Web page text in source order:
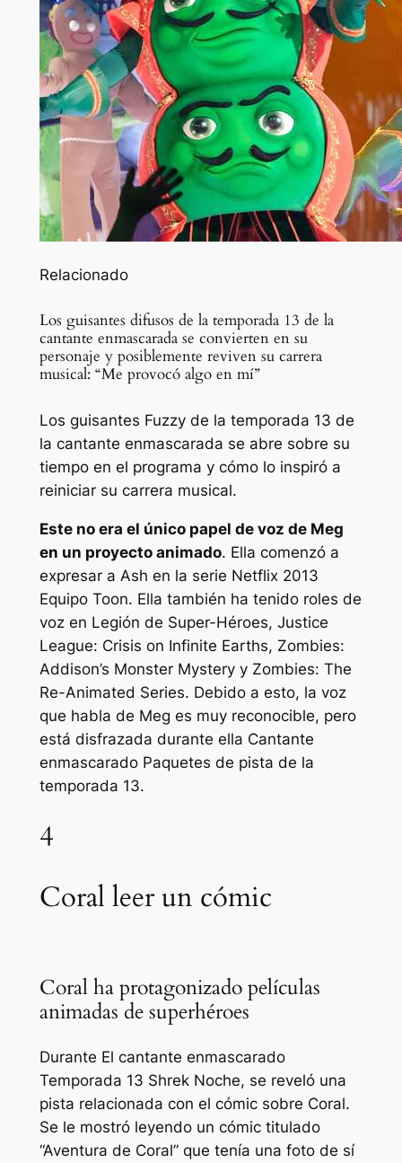
Relacionado
Los guisantes difusos de la temporada 13 de la
cantante enmascarada se convierten en su
personaje y posiblemente reviven su carrera
musical: “Me provocó algo en mí”
Los guisantes Fuzzy de la temporada 13 de
la cantante enmascarada se abre sobre su
tiempo en el programa y cómo lo inspiró a
reiniciar su carrera musical.
Este no era el único papel de voz de Meg
en un proyecto animado. Ella comenzó a
expresar a Ash en la serie Netflix 2013
Equipo Toon. Ella también ha tenido roles de
voz en Legión de Super-Héroes, Justice
League: Crisis on Infinite Earths, Zombies:
Addison’s Monster Mystery y Zombies: The
Re-Animated Series. Debido a esto, la voz
que habla de Meg es muy reconocible, pero
está disfrazada durante ella Cantante
enmascarado Paquetes de pista de la
temporada 13.
4
Coral leer un cómic
Coral ha protagonizado películas
animadas de superhéroes
Durante El cantante enmascarado
Temporada 13 Shrek Noche, se reveló una
pista relacionada con el cómic sobre Coral.
Se le mostró leyendo un cómic titulado
“Aventura de Coral” que tenía una foto de sí